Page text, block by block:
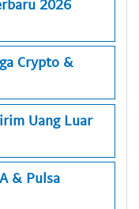
2026
Crypto &
Uang Luar
& Pulsa